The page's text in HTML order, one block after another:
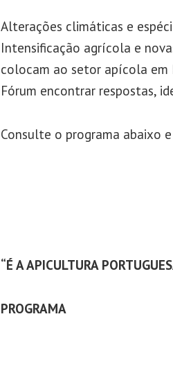
Alterações climáticas e
Intensificação agrícola e
colocam ao setor apícola
Fórum encontrar respostas,
Consulte o programa abaixo e
“É A APICULTURA
PROGRAMA